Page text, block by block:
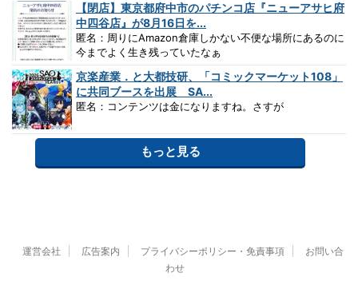
【閉店】東京都府中市のパチンコ店『ニューアサヒ府
中四谷店』が8月16日を...
匿名：周りにAmazon倉庫しかない不便な場所にあるのに
今までよく生き残っていたなぁ
京楽産業．と大都技研、「コミックマーケット108」
に共同ブースを出展 SA...
匿名：コンテンツは金になりますね。さすが
もっと見る
運営会社 広告案内 プライバシーポリシー・免責事項
お問い合
わせ